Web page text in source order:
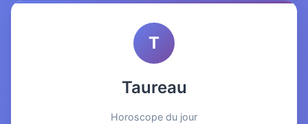
T
Taureau
Horoscope du jour